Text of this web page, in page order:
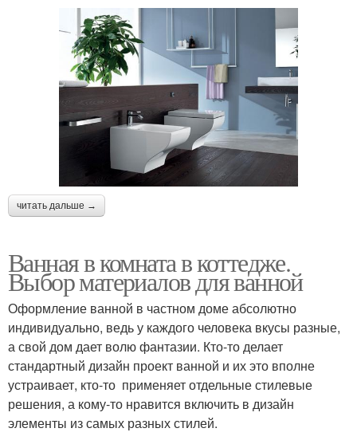
читать дальше →
Ванная в комната в коттедже.
Выбор материалов для ванной
Оформление ванной в частном доме абсолютно
индивидуально, ведь у каждого человека вкусы разные,
а свой дом дает волю фантазии. Кто-то делает
стандартный дизайн проект ванной и их это вполне
устраивает, кто-то применяет отдельные стилевые
решения, а кому-то нравится включить в дизайн
элементы из самых разных стилей.